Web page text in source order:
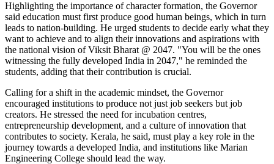
Highlighting the importance of character formation, the Governor
said education must first produce good human beings, which in turn
leads to nation-building. He urged students to decide early what they
want to achieve and to align their innovations and aspirations with
the national vision of Viksit Bharat @ 2047. "You will be the ones
witnessing the fully developed India in 2047," he reminded the
students, adding that their contribution is crucial.
Calling for a shift in the academic mindset, the Governor
encouraged institutions to produce not just job seekers but job
creators. He stressed the need for incubation centres,
entrepreneurship development, and a culture of innovation that
contributes to society. Kerala, he said, must play a key role in the
journey towards a developed India, and institutions like Marian
Engineering College should lead the way.